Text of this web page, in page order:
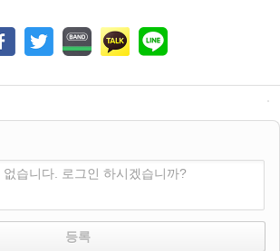
습니다. 로그인 하시겠습니까?